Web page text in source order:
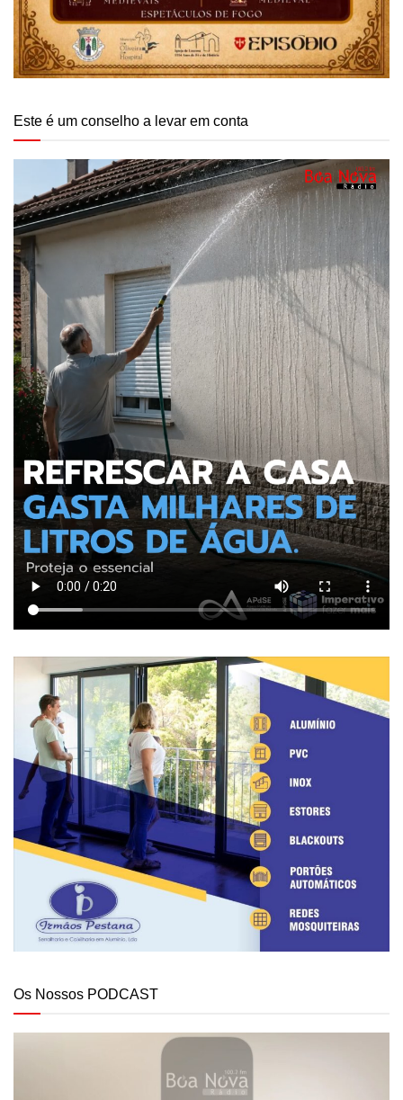
Este é um conselho a levar em conta
Os Nossos PODCAST